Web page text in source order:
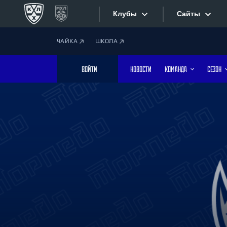
Клубы
Дивизион Боброва
Лада
Сайты
Фотобанк
ЧАЙКА ШКОЛА
ВОЙТИ НОВОСТИ КОМАНДА СЕЗОН